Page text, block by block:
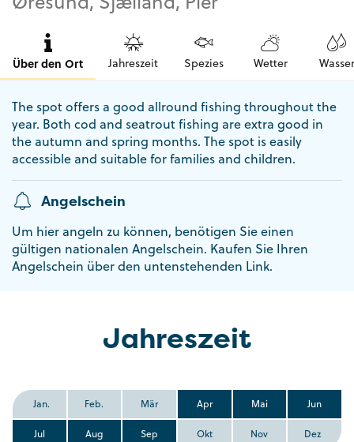
Über den Ort Jahreszeit Spezies Wetter Wasser
The spot offers a good allround fishing throughout the
year. Both cod and seatrout fishing are extra good in
the autumn and spring months. The spot is easily
accessible and suitable for families and children.
Angelschein
Um hier angeln zu können, benötigen Sie einen
gültigen nationalen Angelschein. Kaufen Sie Ihren
Angelschein über den untenstehenden Link.
Jahreszeit
Jan. Feb. Mär Apr Mai Jun
Jul Aug Sep Okt Nov Dez